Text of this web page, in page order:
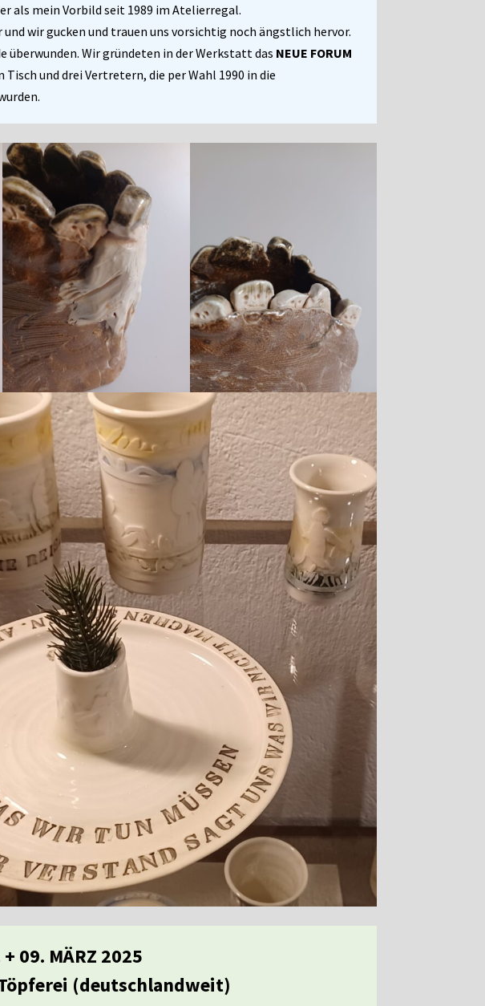
als mein Vorbild seit 1989 im Atelierregal.
wir gucken und trauen uns vorsichtig noch ängstlich hervor.
überwunden. Wir gründeten in der Werkstatt das NEUE FORUM
und drei Vertretern, die per Wahl 1990 in die
09. MÄRZ 2025
(deutschlandweit)